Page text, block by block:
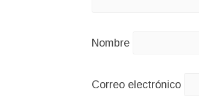
Nombre
Correo electrónico